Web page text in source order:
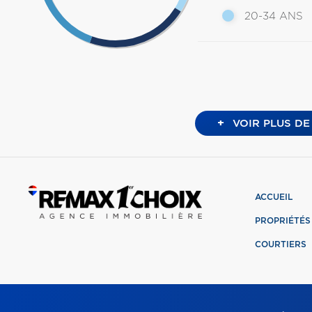
20-34 ANS
+ VOIR PLUS
ACCUEIL
PROPRIÉTÉS
COURTIERS